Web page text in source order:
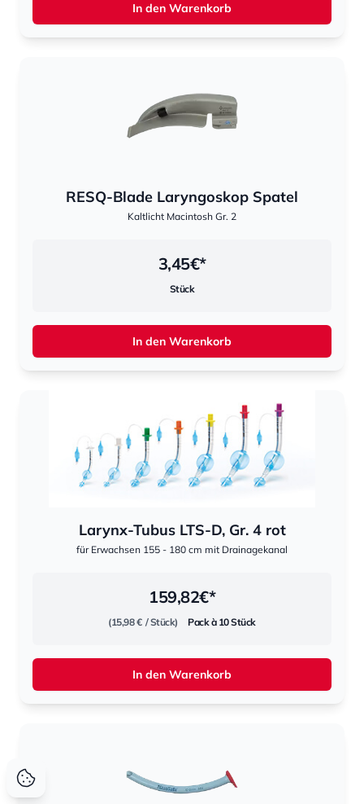
In den Warenkorb
RESQ-Blade Laryngoskop Spatel
Kaltlicht Macintosh Gr. 2
3,45€*
Stück
In den Warenkorb
Larynx-Tubus LTS-D, Gr. 4 rot
für Erwachsen 155 - 180 cm mit Drainagekanal
159,82€*
(15,98 € / Stück) Pack à 10 Stück
In den Warenkorb